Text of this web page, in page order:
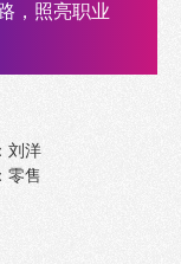
，照亮职业
刘洋
零售